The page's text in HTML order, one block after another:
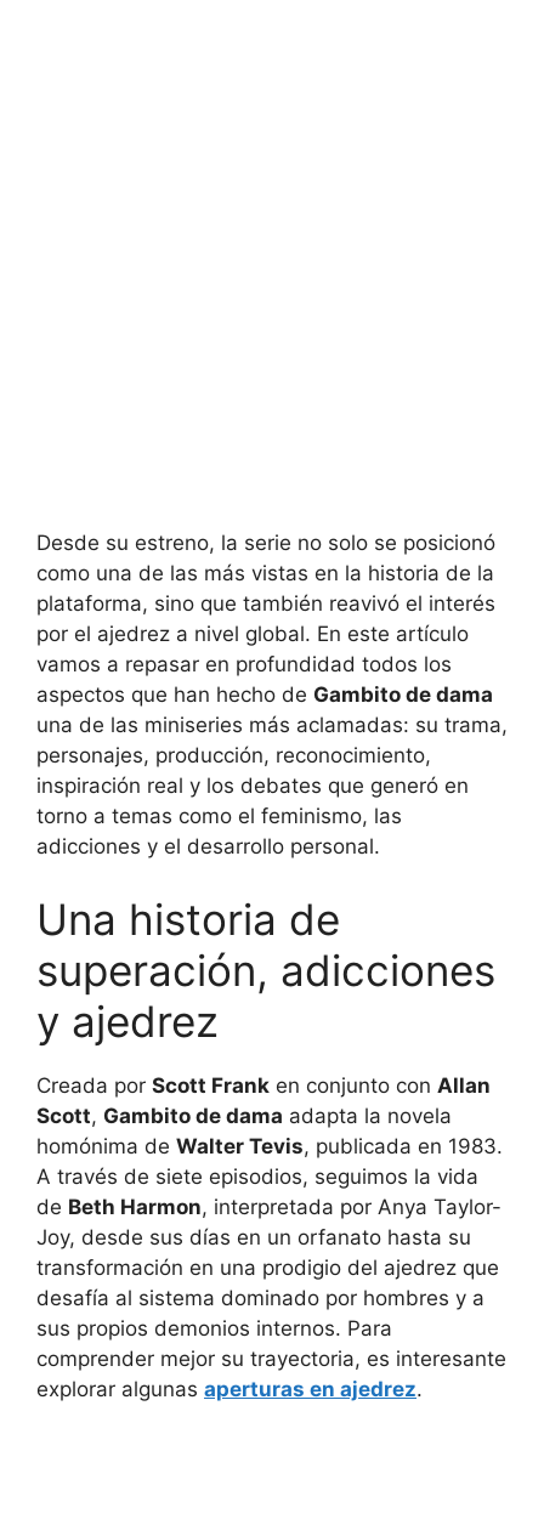
Desde su estreno, la serie no solo se posicionó
como una de las más vistas en la historia de la
plataforma, sino que también reavivó el interés
por el ajedrez a nivel global. En este artículo
vamos a repasar en profundidad todos los
aspectos que han hecho de Gambito de dama
una de las miniseries más aclamadas: su trama,
personajes, producción, reconocimiento,
inspiración real y los debates que generó en
torno a temas como el feminismo, las
adicciones y el desarrollo personal.
Una historia de
superación, adicciones
y ajedrez
Creada por Scott Frank en conjunto con Allan
Scott, Gambito de dama adapta la novela
homónima de Walter Tevis, publicada en 1983.
A través de siete episodios, seguimos la vida
de Beth Harmon, interpretada por Anya Taylor-
Joy, desde sus días en un orfanato hasta su
transformación en una prodigio del ajedrez que
desafía al sistema dominado por hombres y a
sus propios demonios internos. Para
comprender mejor su trayectoria, es interesante
explorar algunas aperturas en ajedrez.